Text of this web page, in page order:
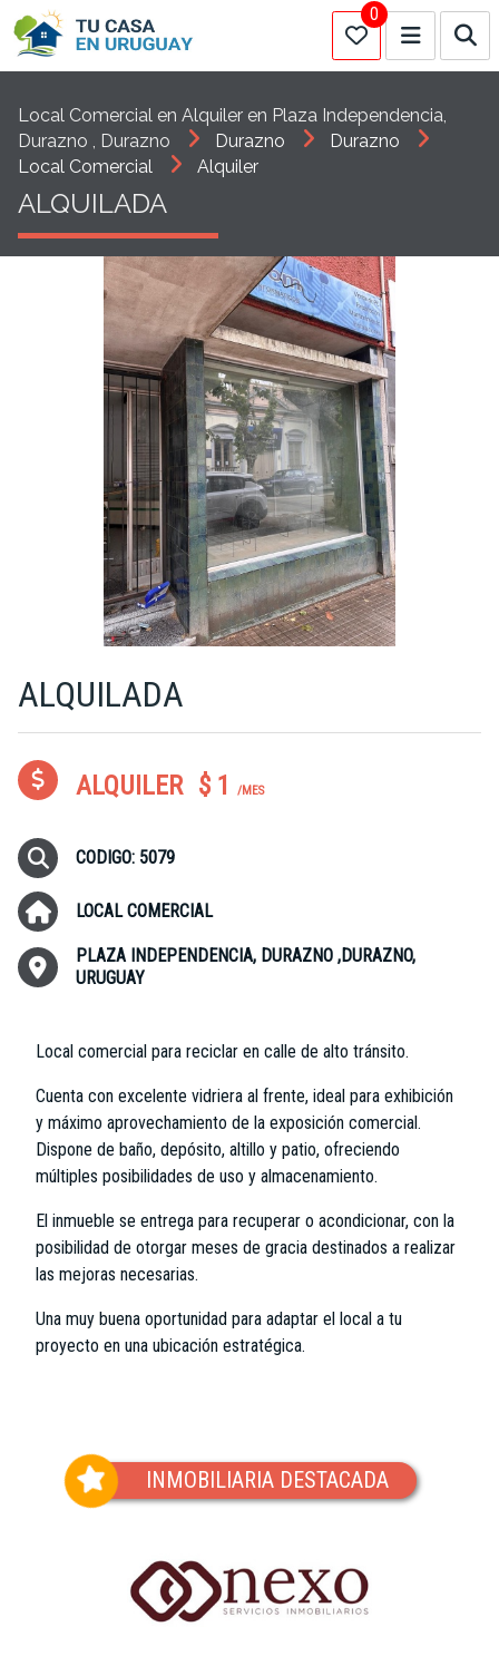
0
Local Comercial en Alquiler en Plaza Independencia,
Durazno , Durazno
Durazno
Durazno
Local Comercial
Alquiler
ALQUILADA
ALQUILADA
ALQUILER $ 1 /MES
CODIGO: 5079
LOCAL COMERCIAL
PLAZA INDEPENDENCIA, DURAZNO ,DURAZNO,
URUGUAY
Local comercial para reciclar en calle de alto tránsito.
Cuenta con excelente vidriera al frente, ideal para exhibición
y máximo aprovechamiento de la exposición comercial.
Dispone de baño, depósito, altillo y patio, ofreciendo
múltiples posibilidades de uso y almacenamiento.
El inmueble se entrega para recuperar o acondicionar, con la
posibilidad de otorgar meses de gracia destinados a realizar
las mejoras necesarias.
Una muy buena oportunidad para adaptar el local a tu
proyecto en una ubicación estratégica.
INMOBILIARIA DESTACADA